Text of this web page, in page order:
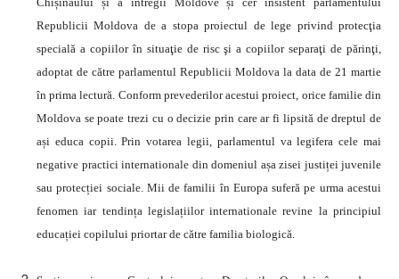
Republicii Moldova de a stopa proiectul de lege privind protecţia
specială a copiilor în situaţie de risc şi a copiilor separaţi de părinţi,
adoptat de către parlamentul Republicii Moldova la data de 21 martie
în prima lectură. Conform prevederilor acestui proiect, orice familie din
Moldova se poate trezi cu o decizie prin care ar fi lipsită de dreptul de
ași educa copii. Prin votarea legii, parlamentul va legifera cele mai
negative practici internationale din domeniul așa zisei justiței juvenile
sau protecției sociale. Mii de familii în Europa suferă pe urma acestui
fenomen iar tendința legislațiilor internationale revine la principiul
educației copilului priortar de către familia biologică.